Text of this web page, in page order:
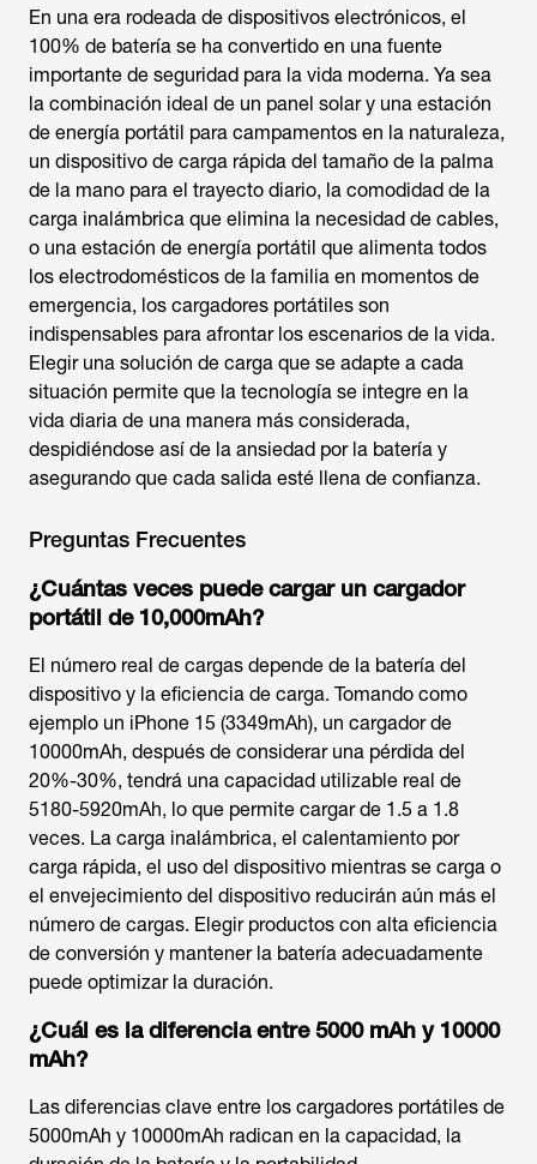
En una era rodeada de dispositivos electrónicos, el
100% de batería se ha convertido en una fuente
importante de seguridad para la vida moderna. Ya sea
la combinación ideal de un panel solar y una estación
de energía portátil para campamentos en la naturaleza,
un dispositivo de carga rápida del tamaño de la palma
de la mano para el trayecto diario, la comodidad de la
carga inalámbrica que elimina la necesidad de cables,
o una estación de energía portátil que alimenta todos
los electrodomésticos de la familia en momentos de
emergencia, los cargadores portátiles son
indispensables para afrontar los escenarios de la vida.
Elegir una solución de carga que se adapte a cada
situación permite que la tecnología se integre en la
vida diaria de una manera más considerada,
despidiéndose así de la ansiedad por la batería y
asegurando que cada salida esté llena de confianza.
Preguntas Frecuentes
¿Cuántas veces puede cargar un cargador
portátil de 10,000mAh?
El número real de cargas depende de la batería del
dispositivo y la eficiencia de carga. Tomando como
ejemplo un iPhone 15 (3349mAh), un cargador de
10000mAh, después de considerar una pérdida del
20%-30%, tendrá una capacidad utilizable real de
5180-5920mAh, lo que permite cargar de 1.5 a 1.8
veces. La carga inalámbrica, el calentamiento por
carga rápida, el uso del dispositivo mientras se carga o
el envejecimiento del dispositivo reducirán aún más el
número de cargas. Elegir productos con alta eficiencia
de conversión y mantener la batería adecuadamente
puede optimizar la duración.
¿Cuál es la diferencia entre 5000 mAh y 10000
mAh?
Las diferencias clave entre los cargadores portátiles de
5000mAh y 10000mAh radican en la capacidad, la